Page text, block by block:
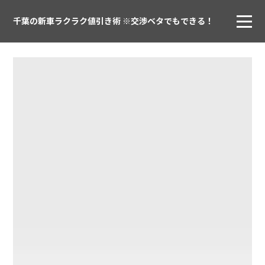
千葉の新車ラクラク値引き術 ※交渉ベタでもできる！